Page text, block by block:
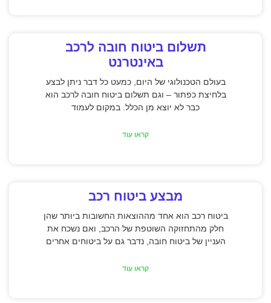
תשלום ביטוח חובה לרכב
באינטרנט
בעולם הטכנולוגי של היום, כמעט כל דבר ניתן לבצע
בלחיצת כפתור – וגם תשלום ביטוח חובה לרכב הוא
כבר לא יוצא מן הכלל. במקום לעמוד
קראו עוד
מבצע ביטוח רכב
ביטוח רכב הוא אחד מההוצאות החשובות ביותר שהן
חלק מהתחזוקה השוטפת של הרכב, ואם נשכח את
העניין של ביטוח חובה, נדבר גם על ביטוחים אחרים
קראו עוד